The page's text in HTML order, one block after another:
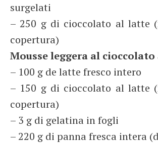
surgelati
– 250 g di cioccolato al latte
copertura)
Mousse leggera al
– 100 g de latte fresco intero
– 150 g di cioccolato al latte
copertura)
– 3 g di gelatina in fogli
– 220 g di panna fresca intera